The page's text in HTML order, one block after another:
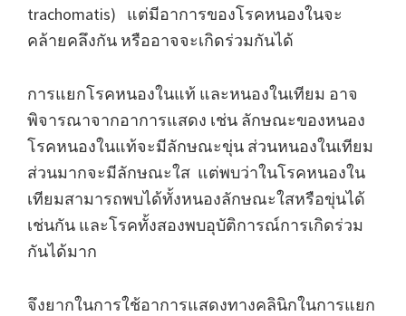
trachomatis) แต่มีอาการของโรคหนองในจะ
คล้ายคลึงกัน หรืออาจจะเกิดร่วมกันได้
การแยกโรคหนองในแท้ และหนองในเทียม อาจ
พิจารณาจากอาการแสดง เช่น ลักษณะของหนอง
โรคหนองในแท้จะมีลักษณะขุ่น ส่วนหนองในเทียม
ส่วนมากจะมีลักษณะใส แต่พบว่าในโรคหนองใน
เทียมสามารถพบได้ทั้งหนองลักษณะใสหรือขุ่นได้
เช่นกัน และโรคทั้งสองพบอุบัติการณ์การเกิดร่วม
กันได้มาก
จึงยากในการใช้อาการแสดงทางคลินิกในการแยก